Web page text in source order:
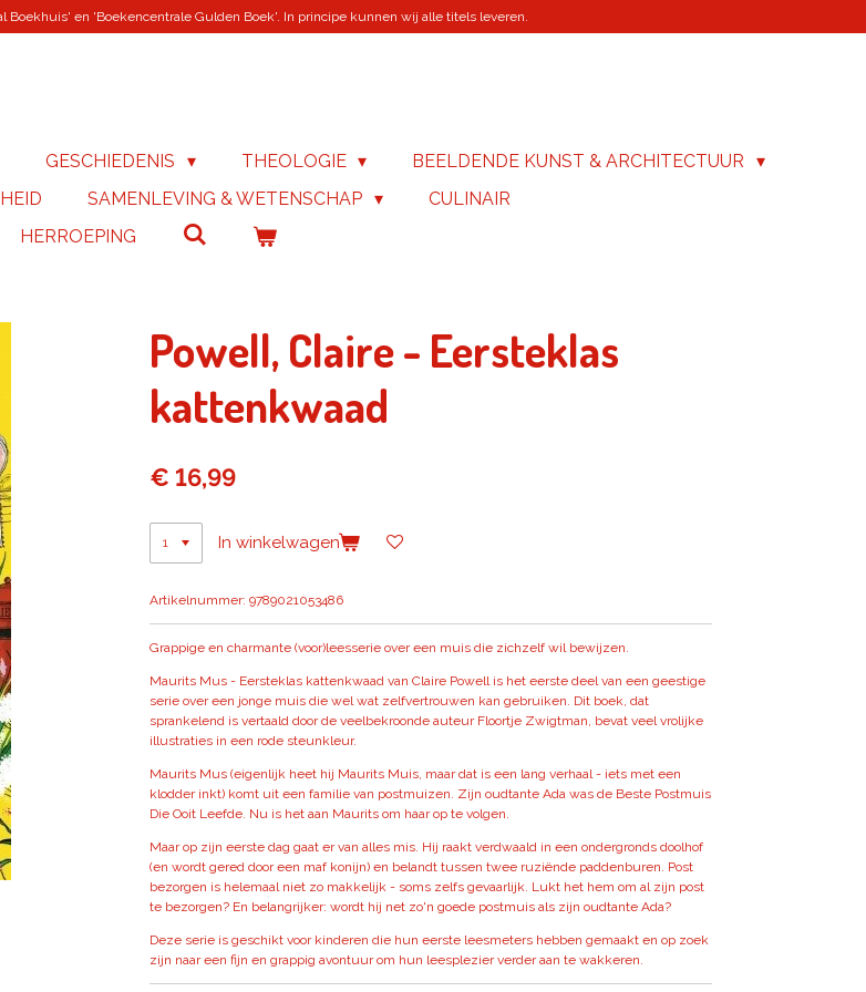
Boekhuis' en 'Boekencentrale Gulden Boek'. In principe kunnen wij alle titels leveren.
GESCHIEDENIS THEOLOGIE
BEELDENDE KUNST & ARCHITECTUUR
SAMENLEVING & WETENSCHAP
CULINAIR
HERROEPING
Powell, Claire - Eersteklas
kattenkwaad
€ 16,99
In winkelwagen
Artikelnummer: 9789021053486
Grappige en charmante (voor)leesserie over een muis die zichzelf wil bewijzen.
Maurits Mus - Eersteklas kattenkwaad van Claire Powell is het eerste deel van een geestige
serie over een jonge muis die wel wat zelfvertrouwen kan gebruiken. Dit boek, dat
sprankelend is vertaald door de veelbekroonde auteur Floortje Zwigtman, bevat veel vrolijke
illustraties in een rode steunkleur.
Maurits Mus (eigenlijk heet hij Maurits Muis, maar dat is een lang verhaal - iets met een
klodder inkt) komt uit een familie van postmuizen. Zijn oudtante Ada was de Beste Postmuis
Die Ooit Leefde. Nu is het aan Maurits om haar op te volgen.
Maar op zijn eerste dag gaat er van alles mis. Hij raakt verdwaald in een ondergronds doolhof
(en wordt gered door een maf konijn) en belandt tussen twee ruziënde paddenburen. Post
bezorgen is helemaal niet zo makkelijk - soms zelfs gevaarlijk. Lukt het hem om al zijn post
te bezorgen? En belangrijker: wordt hij net zo'n goede postmuis als zijn oudtante Ada?
Deze serie is geschikt voor kinderen die hun eerste leesmeters hebben gemaakt en op zoek
zijn naar een fijn en grappig avontuur om hun leesplezier verder aan te wakkeren.